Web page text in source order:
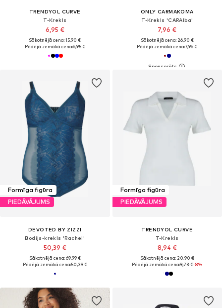
TRENDYOL CURVE
T-Krekls
6,95 €
Sākotnējā cena: 15,90 €
Pēdējā zemākā cena:6,95 €
ONLY CARMAKOMA
T-Krekls 'CARAlba'
7,96 €
Sākotnējā cena: 26,90 €
Pēdējā zemākā cena:7,96 €
Formīga figūra
PIEDĀVĀJUMS
DEVOTED BY ZIZZI
Bodijs-krekls 'Rachel'
50,39 €
Sākotnējā cena: 69,99 €
Pēdējā zemākā cena:50,39 €
Formīga figūra
PIEDĀVĀJUMS
TRENDYOL CURVE
T-Krekls
8,94 €
Sākotnējā cena: 20,90 €
Pēdējā zemākā cena:9,73 €-8%